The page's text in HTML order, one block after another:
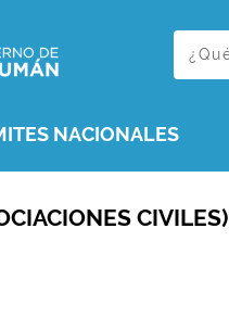
NACIONALES
CIVILES)